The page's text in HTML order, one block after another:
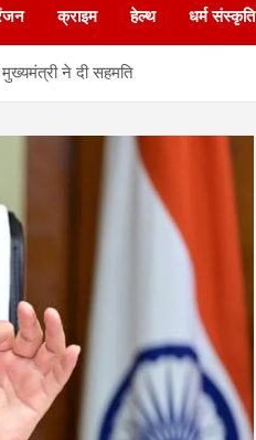
क्राइम हेल्थ धर्म संस्कृति
ने दी सहमति